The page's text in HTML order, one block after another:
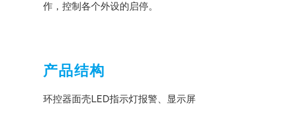
作，控制各个外设的启停。
产品结构
环控器面壳LED指示灯报警、显示屏